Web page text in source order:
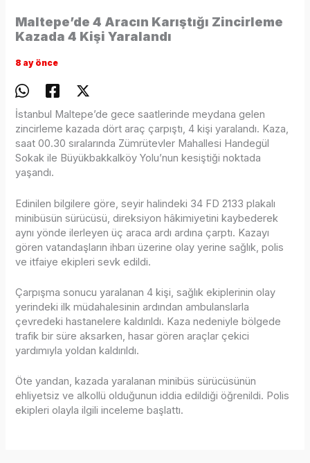
Maltepe’de 4 Aracın Karıştığı Zincirleme
Kazada 4 Kişi Yaralandı
8 ay önce
İstanbul Maltepe’de gece saatlerinde meydana gelen
zincirleme kazada dört araç çarpıştı, 4 kişi yaralandı. Kaza,
saat 00.30 sıralarında Zümrütevler Mahallesi Handegül
Sokak ile Büyükbakkalköy Yolu’nun kesiştiği noktada
yaşandı.
Edinilen bilgilere göre, seyir halindeki 34 FD 2133 plakalı
minibüsün sürücüsü, direksiyon hâkimiyetini kaybederek
aynı yönde ilerleyen üç araca ardı ardına çarptı. Kazayı
gören vatandaşların ihbarı üzerine olay yerine sağlık, polis
ve itfaiye ekipleri sevk edildi.
Çarpışma sonucu yaralanan 4 kişi, sağlık ekiplerinin olay
yerindeki ilk müdahalesinin ardından ambulanslarla
çevredeki hastanelere kaldırıldı. Kaza nedeniyle bölgede
trafik bir süre aksarken, hasar gören araçlar çekici
yardımıyla yoldan kaldırıldı.
Öte yandan, kazada yaralanan minibüs sürücüsünün
ehliyetsiz ve alkollü olduğunun iddia edildiği öğrenildi. Polis
ekipleri olayla ilgili inceleme başlattı.